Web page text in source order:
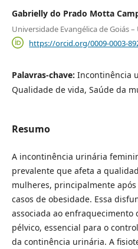
Gabrielly do Prado Motta
Universidade Evangélica de Goiás –
https://orcid.org/0009-0003-
Palavras-chave: Incontinência
Qualidade de vida, Saúde da
Resumo
A incontinência urinária
prevalente que afeta a
mulheres, principalmente
casos de obesidade. Essa
associada ao enfraquecimento
pélvico, essencial para o
da continência urinária. A